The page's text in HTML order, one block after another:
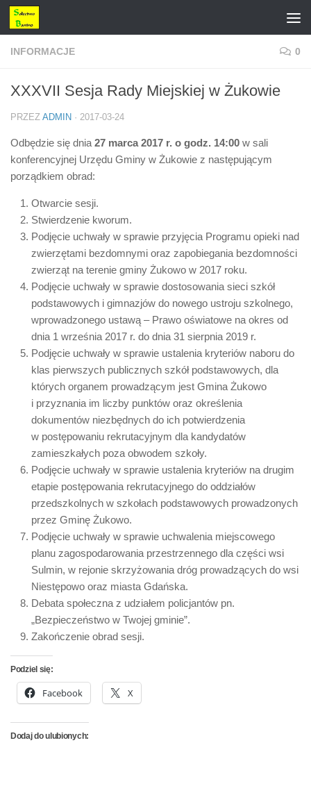
Przejdź do treści
INFORMACJE 0
XXXVII Sesja Rady Miejskiej w Żukowie
PRZEZ ADMIN · 2017-03-24
Odbędzie się dnia 27 marca 2017 r. o godz. 14:00 w sali
konferencyjnej Urzędu Gminy w Żukowie z następującym
porządkiem obrad:
Otwarcie sesji.
Stwierdzenie kworum.
Podjęcie uchwały w sprawie przyjęcia Programu opieki nad
zwierzętami bezdomnymi oraz zapobiegania bezdomności
zwierząt na terenie gminy Żukowo w 2017 roku.
Podjęcie uchwały w sprawie dostosowania sieci szkół
podstawowych i gimnazjów do nowego ustroju szkolnego,
wprowadzonego ustawą – Prawo oświatowe na okres od
dnia 1 września 2017 r. do dnia 31 sierpnia 2019 r.
Podjęcie uchwały w sprawie ustalenia kryteriów naboru do
klas pierwszych publicznych szkół podstawowych, dla
których organem prowadzącym jest Gmina Żukowo
i przyznania im liczby punktów oraz określenia
dokumentów niezbędnych do ich potwierdzenia
w postępowaniu rekrutacyjnym dla kandydatów
zamieszkałych poza obwodem szkoły.
Podjęcie uchwały w sprawie ustalenia kryteriów na drugim
etapie postępowania rekrutacyjnego do oddziałów
przedszkolnych w szkołach podstawowych prowadzonych
przez Gminę Żukowo.
Podjęcie uchwały w sprawie uchwalenia miejscowego
planu zagospodarowania przestrzennego dla części wsi
Sulmin, w rejonie skrzyżowania dróg prowadzących do wsi
Niestępowo oraz miasta Gdańska.
Debata społeczna z udziałem policjantów pn.
„Bezpieczeństwo w Twojej gminie”.
Zakończenie obrad sesji.
Podziel się:
Facebook X
Dodaj do ulubionych: